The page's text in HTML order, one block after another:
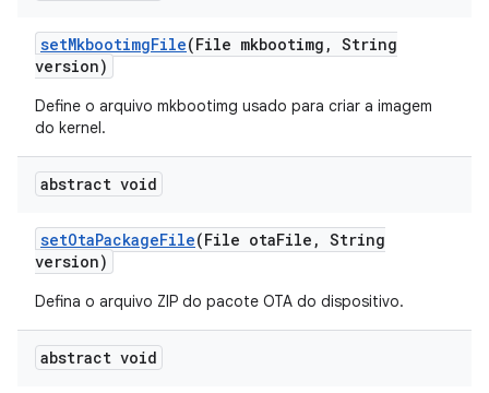
setMkbootimgFile(File mkbootimg , String
version)
Define o arquivo mkbootimg usado para criar a imagem
do kernel.
abstract void
setOtaPackageFile(File otaFile , String
version)
Defina o arquivo ZIP do pacote OTA do dispositivo.
abstract void